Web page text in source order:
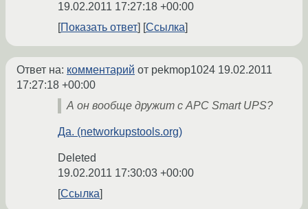
19.02.2011 17:27:18 +00:00
Показать ответ
Ссылка
Ответ на: комментарий от pekmop1024 19.02.2011
17:27:18 +00:00
А он вообще дружит с APC Smart UPS?
Да. (networkupstools.org)
Deleted
19.02.2011 17:30:03 +00:00
Ссылка